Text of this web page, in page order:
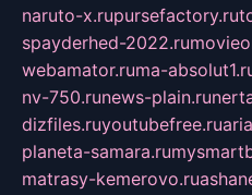
naruto-x.rupursefactory.ru
spayderhed-2022.ru
webamator.ruma-
nv-750.runews-plain.ru
dizfiles.ruyoutubefree.ru
planeta-samara.ru
matrasy-kemerovo.ru